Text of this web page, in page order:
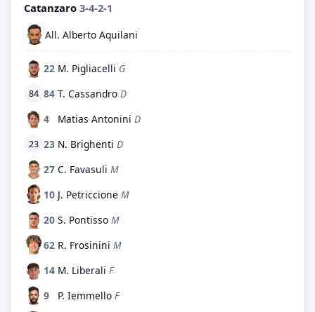
Catanzaro 3-4-2-1
All. Alberto Aquilani
22 M. Pigliacelli G
84 84 T. Cassandro D
4
Matias Antonini D
23 23 N. Brighenti D
27 C. Favasuli M
10 J. Petriccione M
20 S. Pontisso M
62 R. Frosinini M
14 M. Liberali F
9
P. Iemmello F